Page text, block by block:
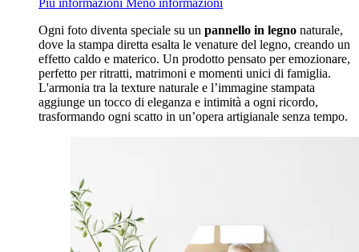
Ogni foto diventa speciale su un pannello in legno naturale,
dove la stampa diretta esalta le venature del legno, creando un
effetto caldo e materico. Un prodotto pensato per emozionare,
perfetto per ritratti, matrimoni e momenti unici di famiglia.
L'armonia tra la texture naturale e l’immagine stampata
aggiunge un tocco di eleganza e intimità a ogni ricordo,
trasformando ogni scatto in un’opera artigianale senza tempo.